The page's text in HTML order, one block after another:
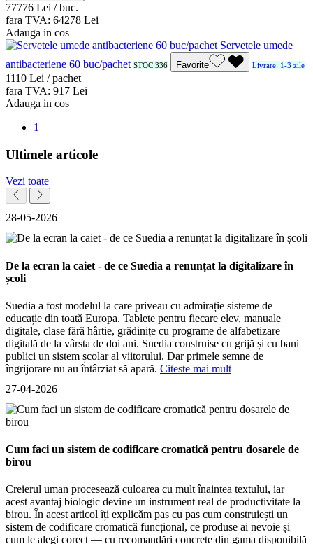
77776 Lei / buc.
fara TVA: 64278 Lei
Adauga in cos
Servetele umede
antibacteriene 60 buc/pachet STOC 336 Favorite Livrare: 1-3 zile
1110 Lei / pachet
fara TVA: 917 Lei
Adauga in cos
1
Ultimele articole
Vezi toate
28-05-2026
De la ecran la caiet - de ce Suedia a renunțat la digitalizare în
școli
Suedia a fost modelul la care priveau cu admirație sisteme de
educație din toată Europa. Tablete pentru fiecare elev, manuale
digitale, clase fără hârtie, grădinițe cu programe de alfabetizare
digitală de la vârsta de doi ani. Suedia construise cu grijă și cu bani
publici un sistem școlar al viitorului. Dar primele semne de
îngrijorare nu au întârziat să apară. Citeste mai mult
27-04-2026
Cum faci un sistem de codificare cromatică pentru dosarele de
birou
Creierul uman procesează culoarea cu mult înaintea textului, iar
acest avantaj biologic devine un instrument real de productivitate la
birou. În acest articol îți explicăm pas cu pas cum construiești un
sistem de codificare cromatică funcțional, ce produse ai nevoie și
cum le alegi corect — cu recomandări concrete din gama disponibilă